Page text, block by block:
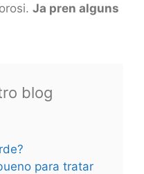
Ja pren alguns
blog
para tratar